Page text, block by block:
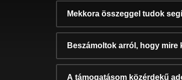
Mekkora összeggel tudok
Beszámoltok arról, hogy mire
A támogatásom közérdekű